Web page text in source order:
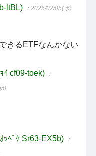
ltBL) ：2025/02/05(水)
きるETFなんかない
ｲ cf09-toek) ：
ｯﾍﾟｹ Sr63-EX5b) ：